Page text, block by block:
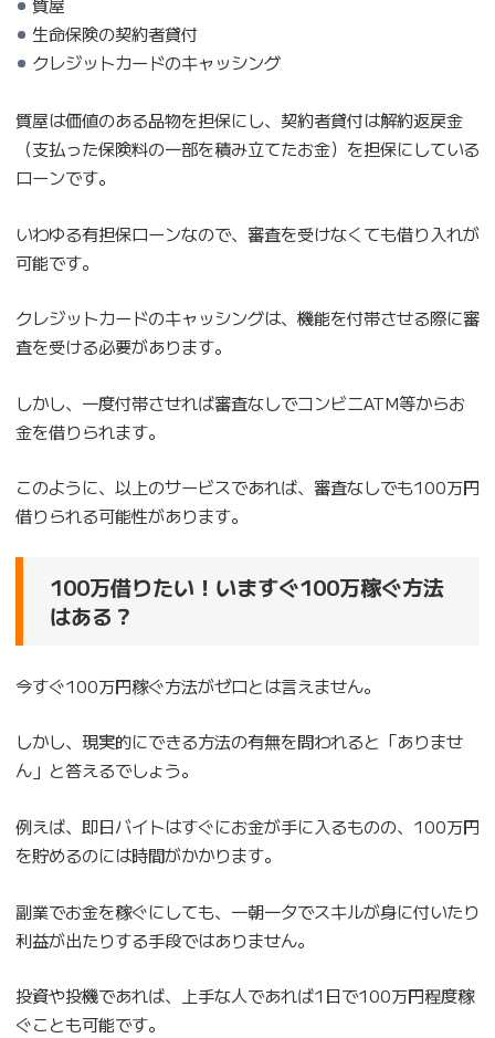
生命保険の契約者貸付
クレジットカードのキャッシング
質屋は価値のある品物を担保にし、契約者貸付は解約返戻金
（支払った保険料の一部を積み立てたお金）を担保にしている
ローンです。
いわゆる有担保ローンなので、審査を受けなくても借り入れが
可能です。
クレジットカードのキャッシングは、機能を付帯させる際に審
査を受ける必要があります。
しかし、一度付帯させれば審査なしでコンビニATM等からお
金を借りられます。
このように、以上のサービスであれば、審査なしでも100万円
借りられる可能性があります。
100万借りたい！いますぐ100万稼ぐ方法
はある？
今すぐ100万円稼ぐ方法がゼロとは言えません。
しかし、現実的にできる方法の有無を問われると「ありませ
ん」と答えるでしょう。
例えば、即日バイトはすぐにお金が手に入るものの、100万円
を貯めるのには時間がかかります。
副業でお金を稼ぐにしても、一朝一夕でスキルが身に付いたり
利益が出たりする手段ではありません。
投資や投機であれば、上手な人であれば1日で100万円程度稼
ぐことも可能です。